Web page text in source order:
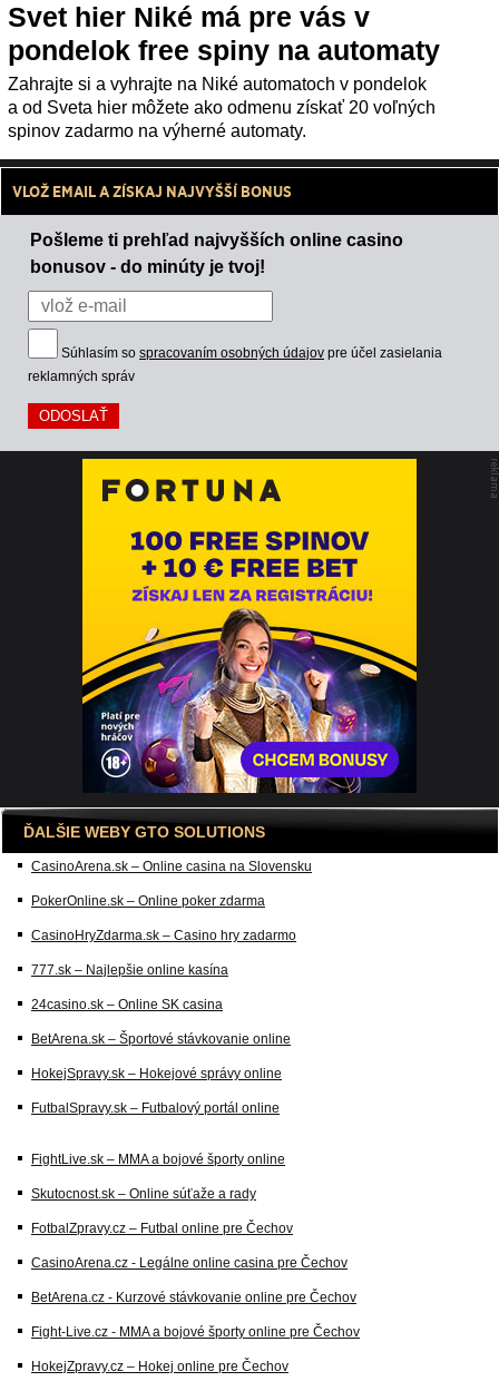
Svet hier Niké má pre vás v
pondelok free spiny na automaty
Zahrajte si a vyhrajte na Niké automatoch v pondelok
a od Sveta hier môžete ako odmenu získať 20 voľných
spinov zadarmo na výherné automaty.
VLOŽ EMAIL A ZÍSKAJ NAJVYŠŠÍ BONUS
Pošleme ti prehľad najvyšších online casino
bonusov - do minúty je tvoj!
Súhlasím so spracovaním osobných údajov pre účel zasielania
reklamných správ
ĎALŠIE WEBY GTO SOLUTIONS
CasinoArena.sk – Online casina na Slovensku
PokerOnline.sk – Online poker zdarma
CasinoHryZdarma.sk – Casino hry zadarmo
777.sk – Najlepšie online kasína
24casino.sk – Online SK casina
BetArena.sk – Športové stávkovanie online
HokejSpravy.sk – Hokejové správy online
FutbalSpravy.sk – Futbalový portál online
FightLive.sk – MMA a bojové športy online
Skutocnost.sk – Online súťaže a rady
FotbalZpravy.cz – Futbal online pre Čechov
CasinoArena.cz - Legálne online casina pre Čechov
BetArena.cz - Kurzové stávkovanie online pre Čechov
Fight-Live.cz - MMA a bojové športy online pre Čechov
HokejZpravy.cz – Hokej online pre Čechov